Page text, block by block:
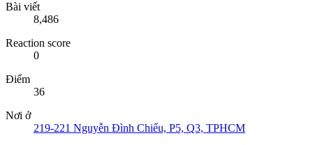
Bài viết
8,486
Reaction score
0
Điểm
36
Nơi ở
219-221 Nguyễn Đình Chiểu, P5, Q3, TPHCM